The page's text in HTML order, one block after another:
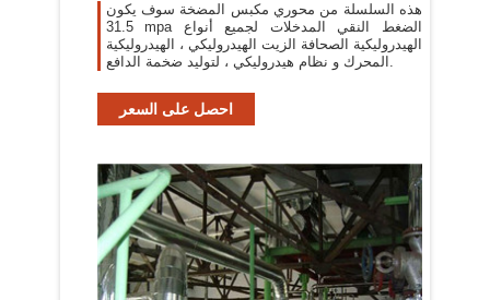
هذه السلسلة من محوري مكبس المضخة سوف يكون
31.5 mpa الضغط النقي المدخلات لجميع أنواع
الهيدروليكية الصحافة الزيت الهيدروليكي ، الهيدروليكية
المحرك و نظام هيدروليكي ، لتوليد ضخمة الدافع.
احصل على السعر